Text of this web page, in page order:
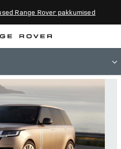
Range Rover pakkumised